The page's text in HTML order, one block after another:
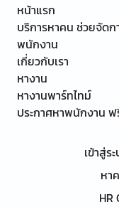
หน้าแรก
บริการหาคน ช่วยจัดก
พนักงาน
เกี่ยวกับเรา
หางาน
หางานพาร์ทไทม์
ประกาศหาพนักงาน
เข้าสู่ร
หา
HR